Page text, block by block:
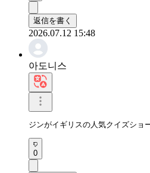
返信を書く
2026.07.12 15:48
아도니스
ジンがイギリスの人気クイズショ
0